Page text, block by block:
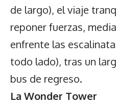
de largo), el viaje
reponer fuerzas,
enfrente las
todo lado), tras un
bus de regreso.
La Wonder Tower